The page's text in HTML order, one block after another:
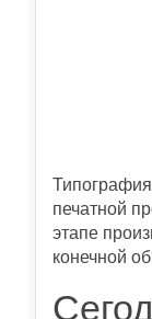
печатной
этапе
конечной